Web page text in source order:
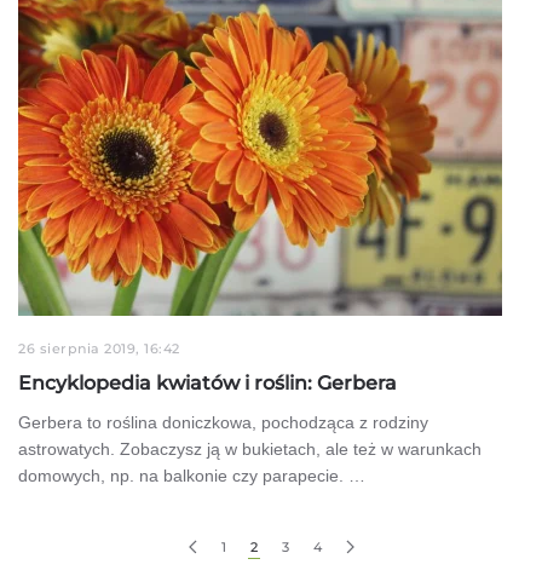
26 sierpnia 2019, 16:42
Encyklopedia kwiatów i roślin: Gerbera
Gerbera to roślina doniczkowa, pochodząca z rodziny
astrowatych. Zobaczysz ją w bukietach, ale też w warunkach
domowych, np. na balkonie czy parapecie. …
1 2 3 4